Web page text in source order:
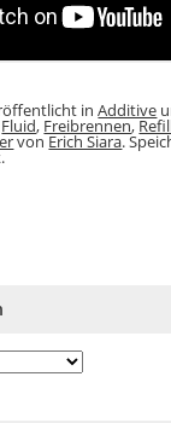
inAdditive
Fluid, Freibrennen,
vonErich Siara.